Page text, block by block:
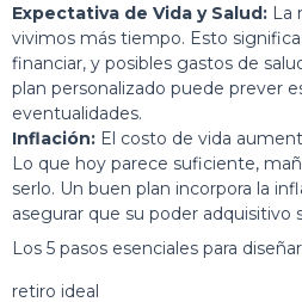
Expectativa de Vida y Salud: La
vivimos más tiempo. Esto significa
financiar, y posibles gastos de
plan personalizado puede prever
eventualidades.
Inflación: El costo de vida
Lo que hoy parece suficiente,
serlo. Un buen plan incorpora la
asegurar que su poder adquisitivo
Los 5 pasos esenciales para
retiro ideal